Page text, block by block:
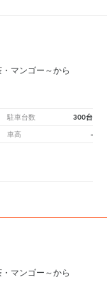
マンゴー～から
駐車台数 300台
車高 -
マンゴー～から